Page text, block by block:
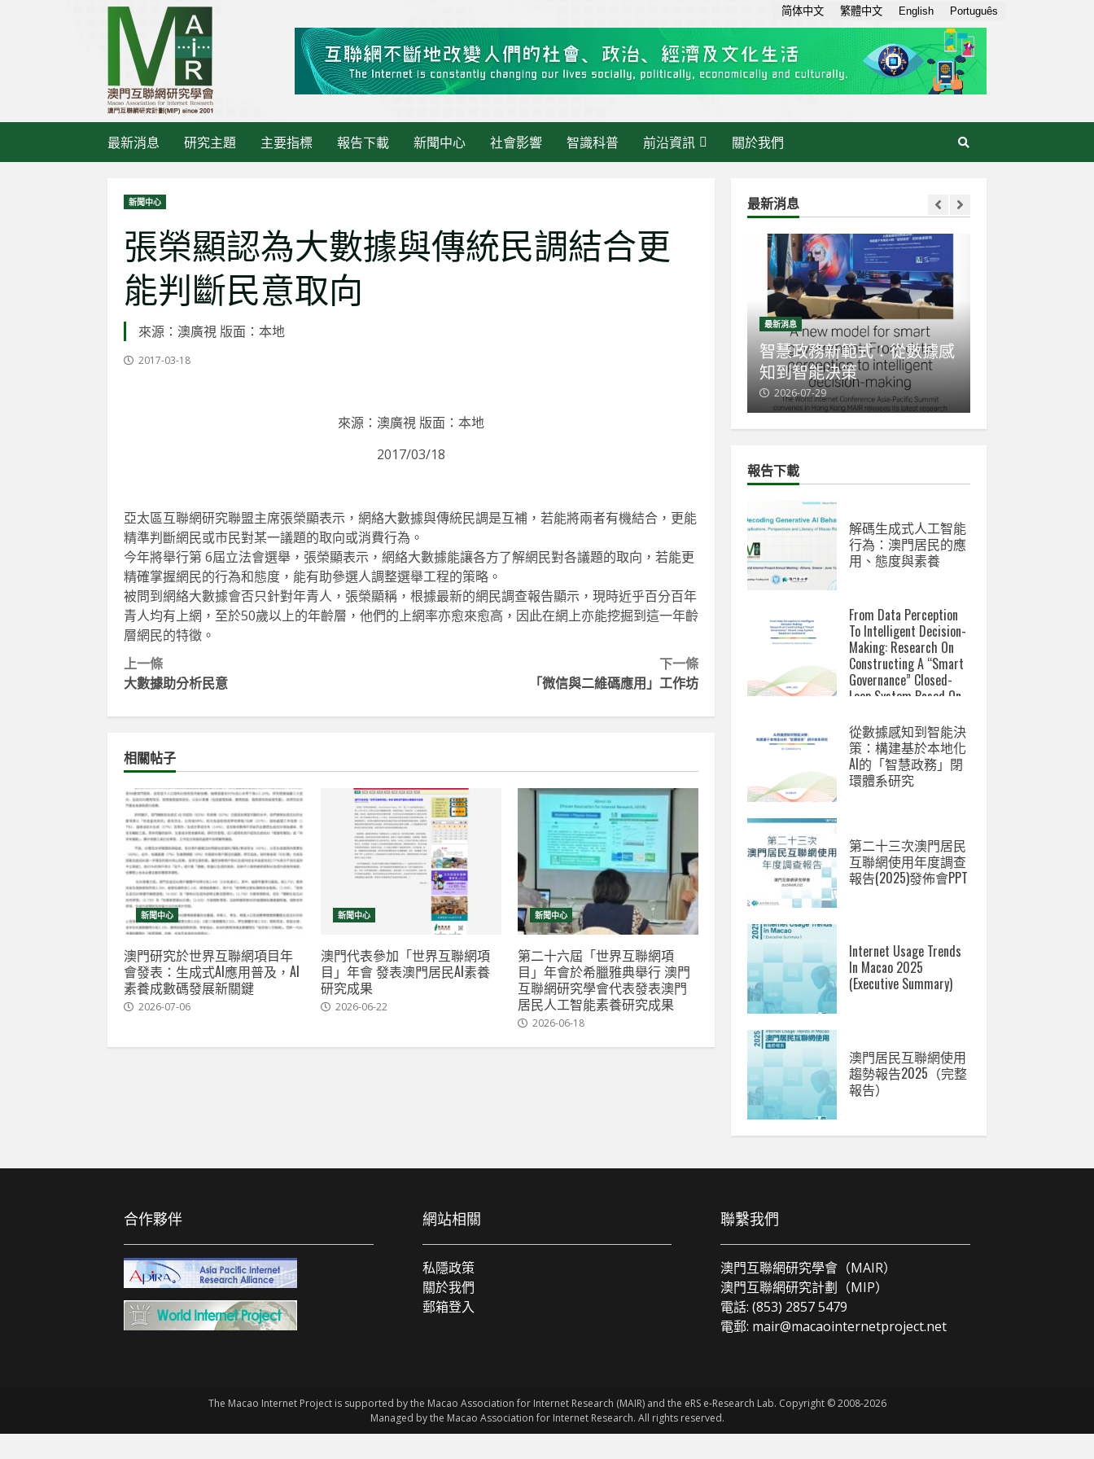
最新消息 研究主題 主要指標 報告下載 新聞中心 社會影響 智識科普 前沿資訊 關於我們
新聞中心
張榮顯認為大數據與傳統民調結合更
能判斷民意取向
來源：澳廣視 版面：本地
2017-03-18
來源：澳廣視 版面：本地
2017/03/18
亞太區互聯網研究聯盟主席張榮顯表示，網絡大數據與傳統民調是互補，若能將兩者有機結合，更能
精準判斷網民或市民對某一議題的取向或消費行為。
今年將舉行第 6屆立法會選舉，張榮顯表示，網絡大數據能讓各方了解網民對各議題的取向，若能更
精確掌握網民的行為和態度，能有助參選人調整選舉工程的策略。
被問到網絡大數據會否只針對年青人，張榮顯稱，根據最新的網民調查報告顯示，現時近乎百分百年
青人均有上網，至於50歲以上的年齡層，他們的上網率亦愈來愈高，因此在網上亦能挖掘到這一年齡
層網民的特徵。
Continue
Reading
下一條
「微信與二維碼應用」工作坊
上一條
大數據助分析民意
相關帖子
新聞中心
澳門研究於世界互聯網項目年
會發表：生成式AI應用普及，AI
素養成數碼發展新關鍵
2026-07-06
新聞中心
澳門代表參加「世界互聯網項
目」年會 發表澳門居民AI素養
研究成果
2026-06-22
新聞中心
第二十六屆「世界互聯網項
目」年會於希臘雅典舉行 澳門
互聯網研究學會代表發表澳門
居民人工智能素養研究成果
2026-06-18
最新消息
智慧政務新範式：從數據感
最新消息
生成式AI走入日常：AI素養
與新數碼鴻溝成關注焦點
2026-07-07
報告下載
解碼生成式人工智能
行為：澳門居民的應
用、態度與素養
From Data Perception
To Intelligent Decision-
Making: Research On
Constructing A “Smart
Governance” Closed-
Loop System Based On
從數據感知到智能決
策：構建基於本地化
AI的「智慧政務」閉
環體系研究
第二十三次澳門居民
互聯網使用年度調查
報告(2025)發佈會PPT
Internet Usage Trends
In Macao 2025
(Executive Summary)
澳門居民互聯網使用
趨勢報告2025（完整
報告）
合作夥伴 網站相關
私隱政策
關於我們
郵箱登入
聯繫我們
澳門互聯網研究學會（MAIR）
澳門互聯網研究計劃（MIP）
電話: (853) 2857 5479
電郵: mair@macaointernetproject.net
The Macao Internet Project is supported by the Macao Association for Internet Research (MAIR) and the eRS e-Research Lab. Copyright © 2008-2026
Managed by the Macao Association for Internet Research. All rights reserved.
简体中文 繁體中文 English Português